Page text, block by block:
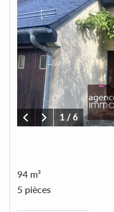
1/6
94 m²
5 pièces